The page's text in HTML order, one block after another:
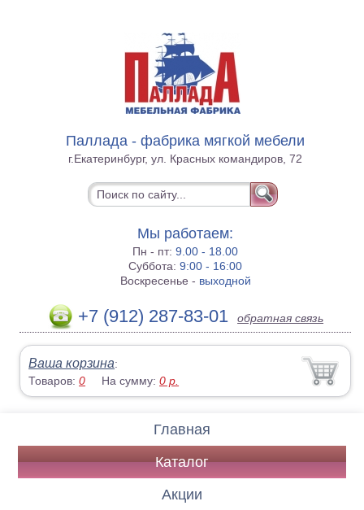
Паллада - фабрика мягкой мебели
г.Екатеринбург, ул. Красных командиров, 72
Мы работаем:
Пн - пт:9.00 - 18.00
Суббота:9:00 - 16:00
Воскресенье - выходной
+7 (912) 287-83-01 обратная связь
Ваша корзина:
Товаров:0 На сумму:0 р.
Главная
Каталог
Акции